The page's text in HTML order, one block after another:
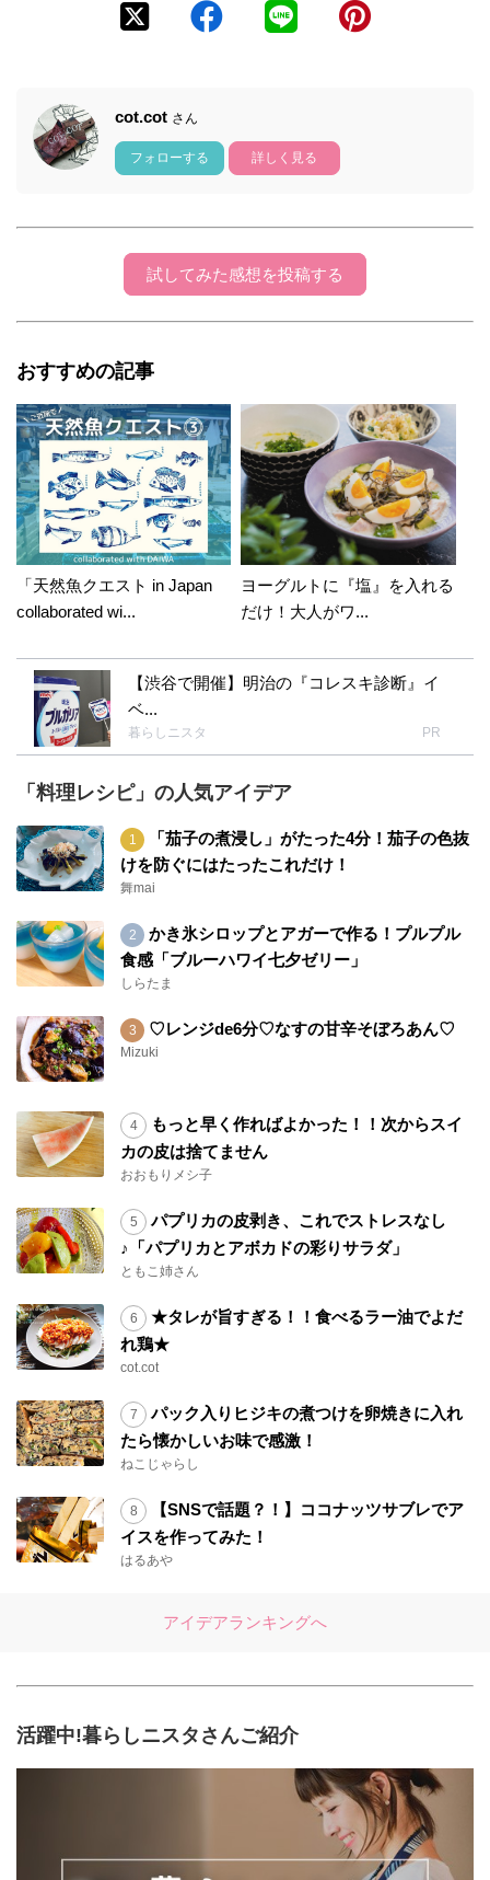
cot.cot さん
フォローする 詳しく見る
試してみた感想を投稿する
おすすめの記事
「天然魚クエスト in Japan
collaborated wi...
ヨーグルトに『塩』を入れる
だけ！大人がワ...
【渋谷で開催】明治の『コレスキ診断』イ
ベ...
暮らしニスタ PR
「料理レシピ」の人気アイデア
「茄子の煮浸し」がたった4分！茄子の色抜
けを防ぐにはたったこれだけ！
舞mai
かき氷シロップとアガーで作る！プルプル
食感「ブルーハワイ七夕ゼリー」
しらたま
♡レンジde6分♡なすの甘辛そぼろあん♡
Mizuki
もっと早く作ればよかった！！次からスイ
カの皮は捨てません
おおもりメシ子
パプリカの皮剥き、これでストレスなし
♪「パプリカとアボカドの彩りサラダ」
ともこ姉さん
★タレが旨すぎる！！食べるラー油でよだ
れ鶏★
cot.cot
パック入りヒジキの煮つけを卵焼きに入れ
たら懐かしいお味で感激！
ねこじゃらし
【SNSで話題？！】ココナッツサブレでア
イスを作ってみた！
はるあや
アイデアランキングへ
活躍中!暮らしニスタさんご紹介